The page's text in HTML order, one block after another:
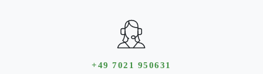
+49 7021 950631